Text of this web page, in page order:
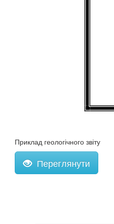
Приклад геологічного звіту
Переглянути